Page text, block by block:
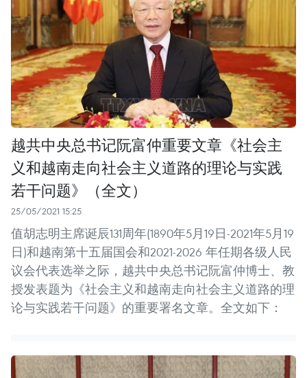
越共中央总书记阮富仲重要文章《社会主
义和越南走向社会主义道路的理论与实践
若干问题》（全文）
25/05/2021 15:25
值胡志明主席诞辰131周年(1890年5月19日-2021年5月19
日)和越南第十五届国会和2021-2026 年任期各级人民
议会代表选举之际，越共中央总书记阮富仲博士、教
授发表题为《社会主义和越南走向社会主义道路的理
论与实践若干问题》的重要署名文章。全文如下：